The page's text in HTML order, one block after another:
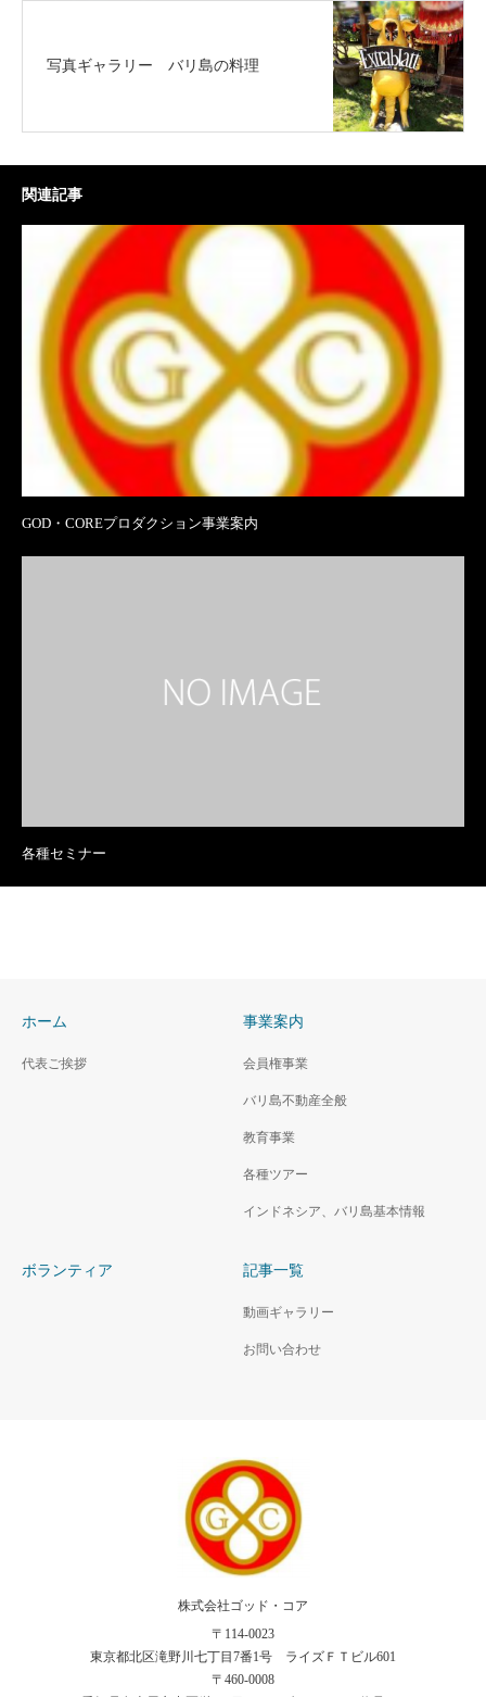
写真ギャラリー バリ島の料理
関連記事
GOD・COREプロダクション事業案内
各種セミナー
ホーム
代表ご挨拶
事業案内
会員権事業
バリ島不動産全般
教育事業
各種ツアー
インドネシア、バリ島基本情報
ボランティア 記事一覧
動画ギャラリー
お問い合わせ
株式会社ゴッド・コア
〒114-0023
東京都北区滝野川七丁目7番1号 ライズＦＴビル601
〒460-0008